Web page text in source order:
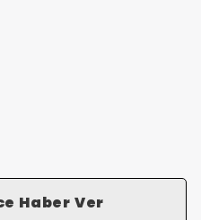
Haber Ver